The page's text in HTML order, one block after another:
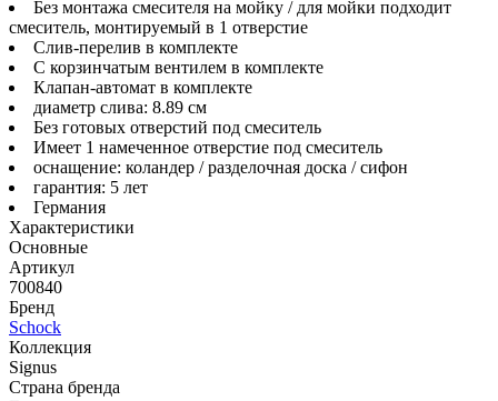
Без монтажа смесителя на мойку / для мойки подходит
смеситель, монтируемый в 1 отверстие
Слив-перелив в комплекте
С корзинчатым вентилем в комплекте
Клапан-автомат в комплекте
диаметр слива: 8.89 см
Без готовых отверстий под смеситель
Имеет 1 намеченное отверстие под смеситель
оснащение: коландер / разделочная доска / сифон
гарантия: 5 лет
Германия
Характеристики
Основные
Артикул
700840
Бренд
Schock
Коллекция
Signus
Страна бренда